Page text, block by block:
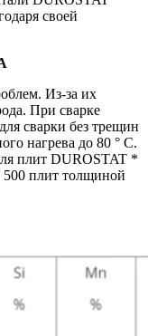
своей
Из-за их
При сварке
сварки без трещин
нагрева до 80 ° C.
плит DUROSTAT *
плит толщиной